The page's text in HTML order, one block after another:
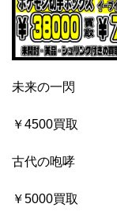
未来の一閃
￥4500買取
古代の咆哮
￥5000買取